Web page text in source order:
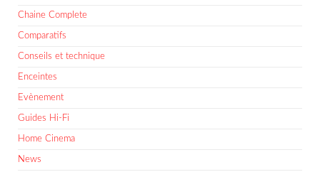
Chaine Complete
Comparatifs
Conseils et technique
Enceintes
Evènement
Guides Hi-Fi
Home Cinema
News